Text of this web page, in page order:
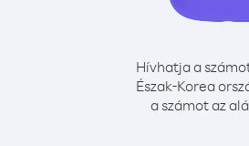
Hívhatja a
Észak-Korea
a számot az